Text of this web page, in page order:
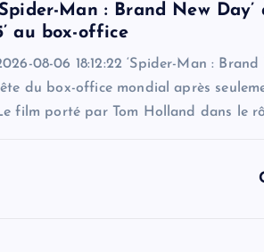
Man : Brand New
au box-office
08-06 18:12:22 ‘Spider-Man : Brand
du box-office mondial après
film porté par Tom Holland dans le